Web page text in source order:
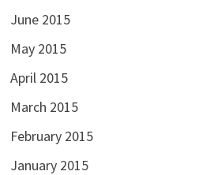
June 2015
May 2015
April 2015
March 2015
February 2015
January 2015